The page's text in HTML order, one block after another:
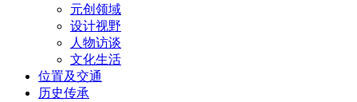
元创领域
设计视野
人物访谈
文化生活
位置及交通
历史传承